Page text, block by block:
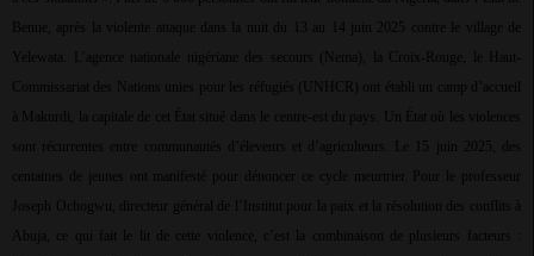
Benue, après la violente attaque dans la nuit du 13 au 14 juin 2025 contre le village de
Yelewata. L’agence nationale nigériane des secours (Nema), la Croix-Rouge, le Haut-
Commissariat des Nations unies pour les réfugiés (UNHCR) ont établi un camp d’accueil
à Makurdi, la capitale de cet État situé dans le centre-est du pays. Un État où les violences
sont récurrentes entre communautés d’éleveurs et d’agriculteurs. Le 15 juin 2025, des
centaines de jeunes ont manifesté pour dénoncer ce cycle meurtrier. Pour le professeur
Joseph Ochogwu, directeur général de l’Institut pour la paix et la résolution des conflits à
Abuja, ce qui fait le lit de cette violence, c’est la combinaison de plusieurs facteurs :